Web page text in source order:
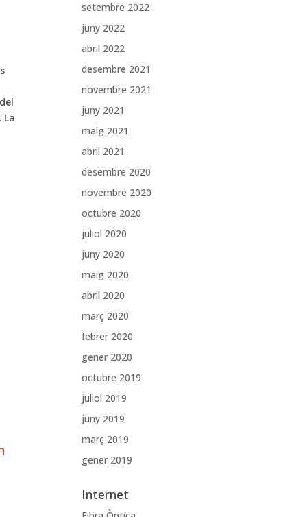
La
setembre 2022
juny 2022
abril 2022
desembre 2021
novembre 2021
juny 2021
maig 2021
abril 2021
desembre 2020
novembre 2020
octubre 2020
juliol 2020
juny 2020
maig 2020
abril 2020
març 2020
febrer 2020
gener 2020
octubre 2019
juliol 2019
juny 2019
març 2019
gener 2019
Internet